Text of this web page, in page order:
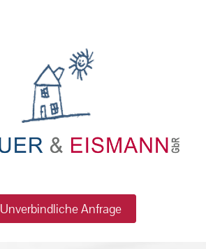
Unverbindliche Anfrage